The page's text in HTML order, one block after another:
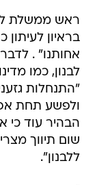
ראש ממשלת
בראיון לעיתון
אחותנו" .
לבנון, כמו
"התנחלות
ולפשע תחת
הבהיר עוד כי
שום תיווך
ללבנון".